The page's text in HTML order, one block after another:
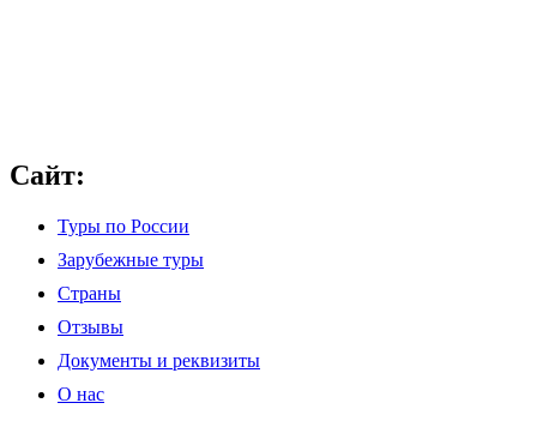
Сайт:
Туры по России
Зарубежные туры
Страны
Отзывы
Документы и реквизиты
О нас